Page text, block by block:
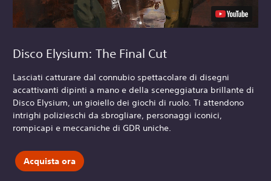
Disco Elysium: The Final Cut
Lasciati catturare dal connubio spettacolare di disegni
accattivanti dipinti a mano e della sceneggiatura brillante di
Disco Elysium, un gioiello dei giochi di ruolo. Ti attendono
intrighi polizieschi da sbrogliare, personaggi iconici,
rompicapi e meccaniche di GDR uniche.
Acquista ora